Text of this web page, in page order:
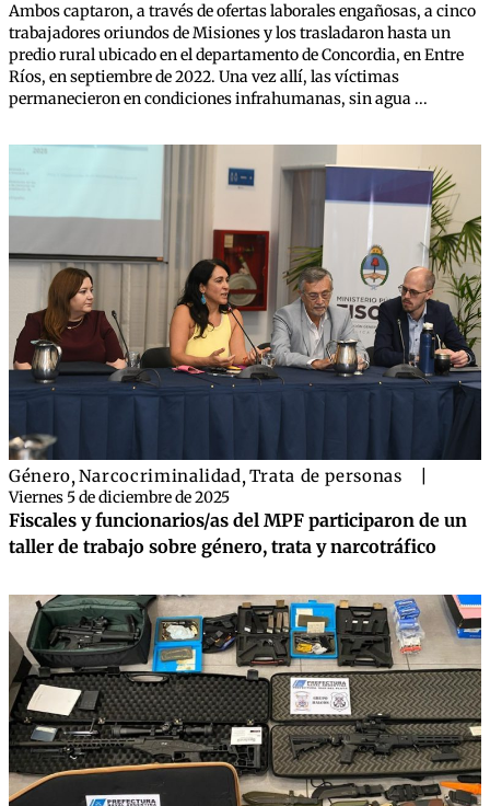
Ambos captaron, a través de ofertas laborales engañosas, a cinco
trabajadores oriundos de Misiones y los trasladaron hasta un
predio rural ubicado en el departamento de Concordia, en Entre
Ríos, en septiembre de 2022. Una vez allí, las víctimas
permanecieron en condiciones infrahumanas, sin agua ...
Género,Narcocriminalidad,Trata de personas
Viernes 5 de diciembre de 2025
Fiscales y funcionarios/as del MPF participaron de un
taller de trabajo sobre género, trata y narcotráfico